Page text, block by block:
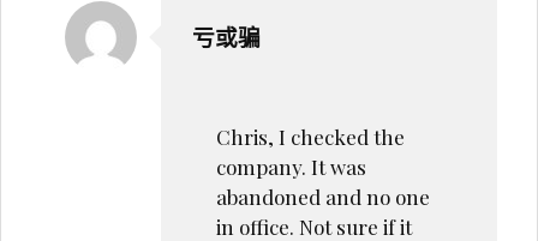
亏或骗
Chris, I checked the
company. It was
abandoned and no one
in office. Not sure if it